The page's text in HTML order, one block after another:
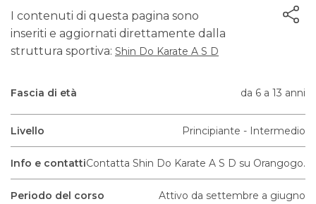
I contenuti di questa pagina sono
inseriti e aggiornati direttamente dalla
struttura sportiva: Shin Do Karate A S D
Fascia di età da 6 a 13 anni
Livello Principiante - Intermedio
Info e contattiContatta Shin Do Karate A S D su Orangogo.
Periodo del corso
Attivo da settembre a giugno